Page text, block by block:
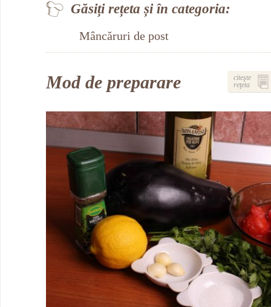
Găsiți rețeta și în categoria:
Mâncăruri de post
Mod de preparare
citeşte
reţeta